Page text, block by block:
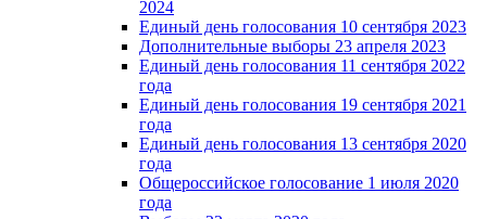
2024
Единый день голосования 10 сентября 2023
Дополнительные выборы 23 апреля 2023
Единый день голосования 11 сентября 2022
года
Единый день голосования 19 сентября 2021
года
Единый день голосования 13 сентября 2020
года
Общероссийское голосование 1 июля 2020
года